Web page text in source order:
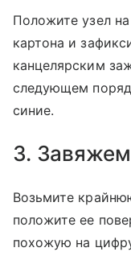
Положите узел
картона и
канцелярским
следующем
синие.
3.
Возьмите
положите ее
похожую на